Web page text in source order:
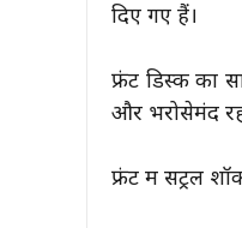
दिए गए हैं।
फ्रंट डिस्क का
और भरोसेमंद
फ्रंट में सेंट्रल